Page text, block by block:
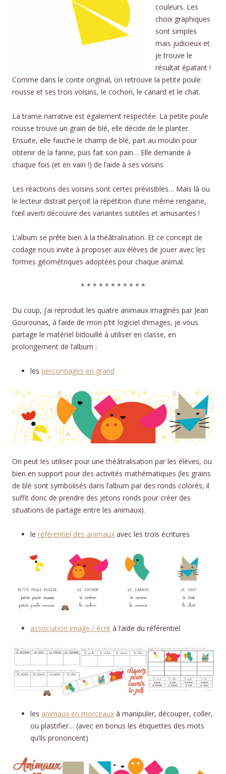
couleurs. Les
choix graphiques
sont simples
mais judicieux et
je trouve le
résultat épatant !
Comme dans le conte original, on retrouve la petite poule
rousse et ses trois voisins, le cochon, le canard et le chat.
La trame narrative est également respectée. La petite poule
rousse trouve un grain de blé, elle décide de le planter.
Ensuite, elle fauche le champ de blé, part au moulin pour
obtenir de la farine, puis fait son pain… Elle demande à
chaque fois (et en vain !) de l’aide à ses voisins
Les réactions des voisins sont certes prévisibles… Mais là ou
le lecteur distrait perçoit la répétition d’une même rengaine,
l’œil averti découvre des variantes subtiles et amusantes !
L’album se prête bien à la théâtralisation. Et ce concept de
codage nous invite à proposer aux élèves de jouer avec les
formes géométriques adoptées pour chaque animal.
* * * * * * * * * * *
Du coup, j’ai reproduit les quatre animaux imaginés par Jean
Gourounas, à l’aide de mon p’tit logiciel d’images, je vous
partage le matériel bidouillé à utiliser en classe, en
prolongement de l’album :
les personnages en grand
On peut les utiliser pour une théâtralisation par les élèves, ou
bien en support pour des activités mathématiques (les grains
de blé sont symbolisés dans l’album par des ronds colorés, il
suffit donc de prendre des jetons ronds pour créer des
situations de partage entre les animaux).
le référentiel des animaux avec les trois écritures
association image / écrit à l’aide du référentiel
les animaux en morceaux à manipuler, découper, coller,
ou plastifier… (avec en bonus les étiquettes des mots
qu’ils prononcent)